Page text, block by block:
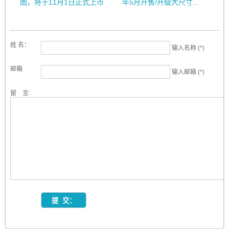
图，将于11月1日正式上市 年5月开售/升级大尺寸...
姓 名： 输入名称 (*)
邮箱 输入邮箱 (*)
留 言: